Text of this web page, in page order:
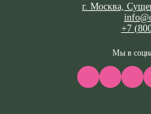
г. Москва,
+7
Мы в